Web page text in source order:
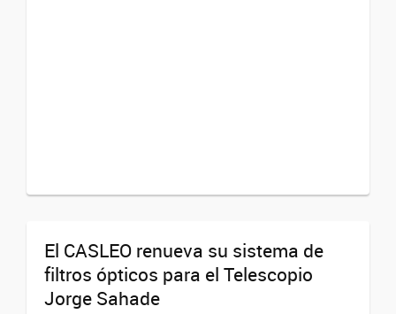
El CASLEO renueva su sistema de
filtros ópticos para el Telescopio
Jorge Sahade